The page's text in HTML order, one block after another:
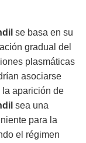
se basa en su
gradual del
plasmáticas
asociarse
aparición de
sea una
para la
el régimen